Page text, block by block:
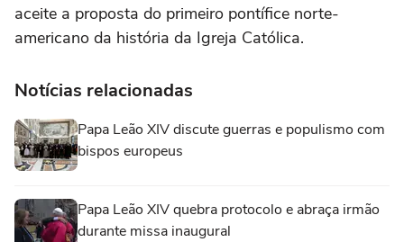
aceite a proposta do primeiro pontífice norte-
americano da história da Igreja Católica.
Notícias relacionadas
Papa Leão XIV discute guerras e populismo com
bispos europeus
Papa Leão XIV quebra protocolo e abraça irmão
durante missa inaugural